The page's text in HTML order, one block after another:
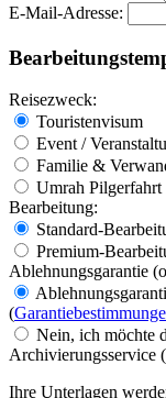
E-Mail-Adresse:
Reisezweck:
Touristenvisum
Event /
Familie &
Umrah Pilgerfahrt
Bearbeitung:
Standard-
Premium-
Ablehnungsgarantie
(
Nein, ich möchte
Archivierungsservice
Ihre Unterlagen